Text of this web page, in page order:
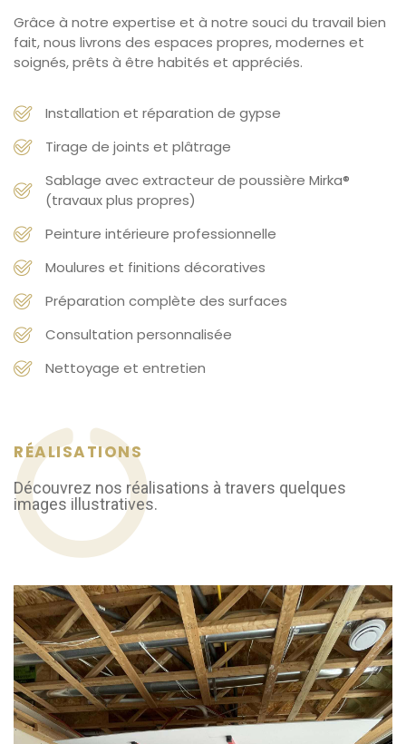
Grâce à notre expertise et à notre souci du travail bien
fait, nous livrons des espaces propres, modernes et
soignés, prêts à être habités et appréciés.
Installation et réparation de gypse
Tirage de joints et plâtrage
Sablage avec extracteur de poussière Mirka®
(travaux plus propres)
Peinture intérieure professionnelle
Moulures et finitions décoratives
Préparation complète des surfaces
Consultation personnalisée
Nettoyage et entretien
RÉALISATIONS
Découvrez nos réalisations à travers quelques
images illustratives.